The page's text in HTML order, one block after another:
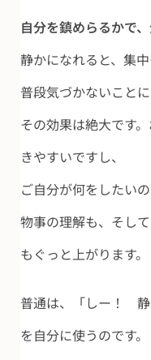
自分を鎮めらるかで
静かになれると、集中
普段気づかないこと
その効果は絶大です
きやすいですし、
ご自分が何をしたい
物事の理解も、そし
もぐっと上がります。
普通は、「しー！ 静
を自分に使うのです。